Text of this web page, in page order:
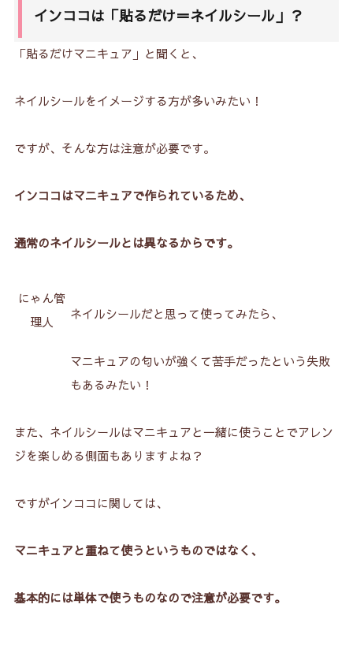
3. インココとマニキュアの共通点
3-1. 口コミ①インココはマニキュア特有の匂いがす
3-2.
口コミ②インココは除光液で落とすことができ
4. インココとマニキュアの相違点
6. ＥCサイト公式はこちら！
インココは「貼るだけ＝ネイルシール」？
「貼るだけマニキュア」と聞くと、
ネイルシールをイメージする方が多いみたい！
ですが、そんな方は注意が必要です。
インココはマニキュアで作られているため、
通常のネイルシールとは異なるからです。
にゃん管
理人
ネイルシールだと思って使ってみたら、
マニキュアの匂いが強くて苦手だったという失敗
もあるみたい！
また、ネイルシールはマニキュアと一緒に使うことでアレン
ジを楽しめる側面もありますよね？
ですがインココに関しては、
マニキュアと重ねて使うというものではなく、
基本的には単体で使うものなので注意が必要です。